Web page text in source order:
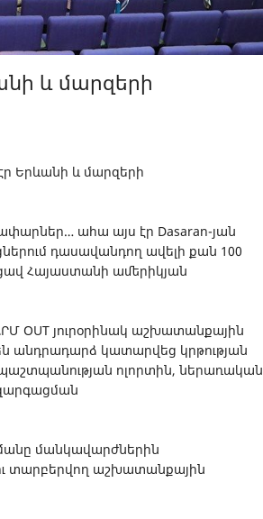
և մարզերի
Երևանի և մարզերի
ահա այս էր Dasaran-յան
դասավանդող ավելի քան 100
Հայաստանի ամերիկյան
OUT յուրօրինակ աշխատանքային
անդրադարձ կատարվեց կրթության
ոլորտին, ներառական
մանկավարժներին
տարբերվող աշխատանքային